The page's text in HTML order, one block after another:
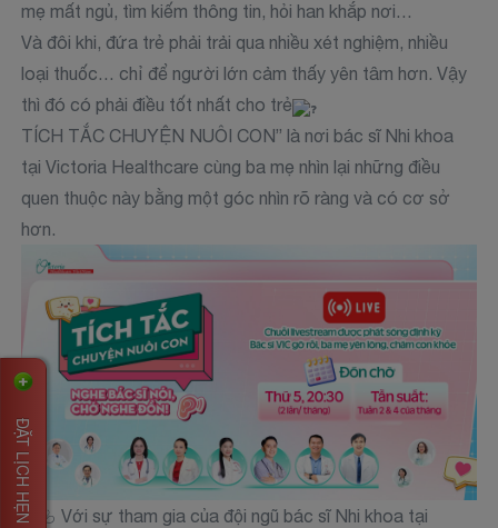
mẹ mất ngủ, tìm kiếm thông tin, hỏi han khắp nơi…
Và đôi khi, đứa trẻ phải trải qua nhiều xét nghiệm, nhiều
loại thuốc… chỉ để người lớn cảm thấy yên tâm hơn. Vậy
thì đó có phải điều tốt nhất cho trẻ
TÍCH TẮC CHUYỆN NUÔI CON” là nơi bác sĩ Nhi khoa
tại Victoria Healthcare cùng ba mẹ nhìn lại những điều
quen thuộc này bằng một góc nhìn rõ ràng và có cơ sở
hơn.
Với sự tham gia của đội ngũ bác sĩ Nhi khoa tại
ĐẶT LỊCH HẸN